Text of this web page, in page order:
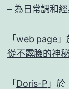
– 為日常調和
「 web page
從不露臉的神
「 Doris-P 」於